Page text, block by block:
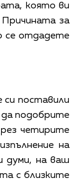
която ви
за
се отдадете
си поставили
да подобрите
четирите
на
думи, на ваш
с близките